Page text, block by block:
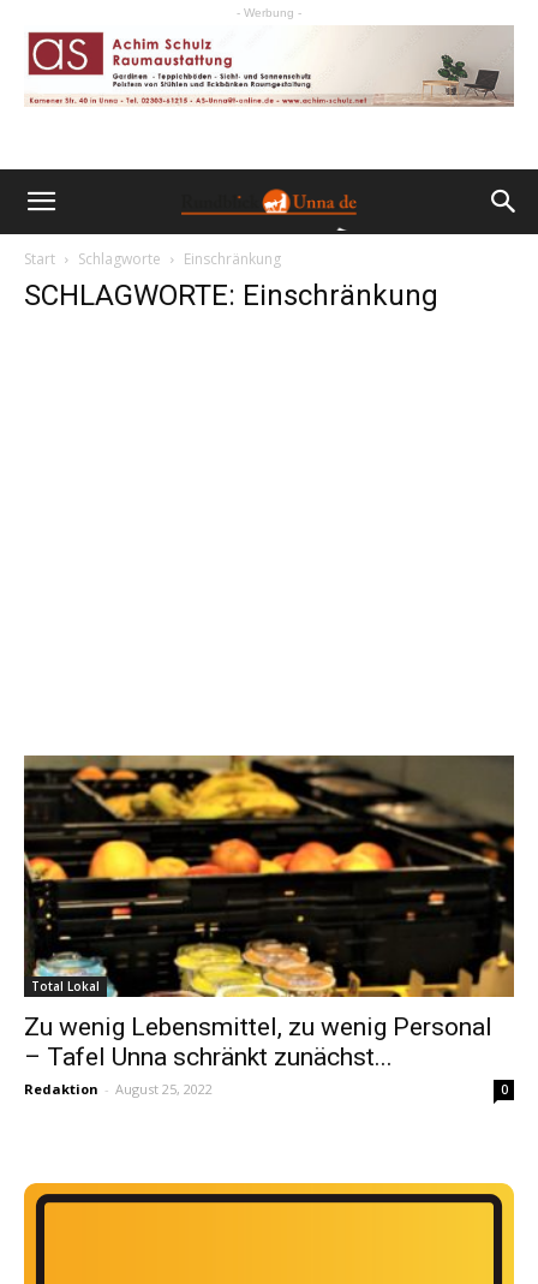
- Werbung -
Start Schlagworte Einschränkung
SCHLAGWORTE: Einschränkung
Total Lokal
Zu wenig Lebensmittel, zu wenig Personal
– Tafel Unna schränkt zunächst...
Redaktion - August 25, 2022 0